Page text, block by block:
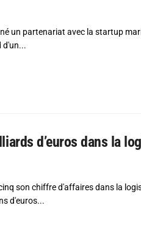
un partenariat avec la startup
d'un...
d’euros dans la
son chiffre d'affaires dans la
d'euros...